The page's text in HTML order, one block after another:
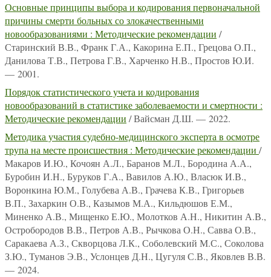
Основные принципы выбора и кодирования первоначальной
причины смерти больных со злокачественными
новообразованиями : Методические рекомендации /
Старинский В.В., Франк Г.А., Какорина Е.П., Грецова О.П.,
Данилова Т.В., Петрова Г.В., Харченко Н.В., Простов Ю.И.
— 2001.
Порядок статистического учета и кодирования
новообразований в статистике заболеваемости и смертности :
Методические рекомендации / Вайсман Д.Ш. — 2022.
Методика участия судебно-медицинского эксперта в осмотре
трупа на месте происшествия : Методические рекомендации /
Макаров И.Ю., Кочоян А.Л., Баранов М.Л., Бородина А.А.,
Буробин И.Н., Буруков Г.А., Вавилов А.Ю., Власюк И.В.,
Воронкина Ю.М., Голубева А.В., Грачева К.В., Григорьев
В.П., Захаркин О.В., Казымов М.А., Кильдюшов Е.М.,
Миненко А.В., Мищенко Е.Ю., Молотков А.Н., Никитин А.В.,
Остробородов В.В., Петров А.В., Рычкова О.Н., Савва О.В.,
Саракаева А.З., Скворцова Л.К., Соболевский М.С., Соколова
З.Ю., Туманов Э.В., Услонцев Д.Н., Цугуля С.В., Яковлев В.В.
— 2024.